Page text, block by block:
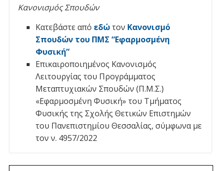
Κανονισμός Σπουδών
Κατεβάστε από εδώτον Κανονισμό
Σπουδών του ΠΜΣ “Εφαρμοσμένη
Φυσική”
Επικαιροποιημένος Κανονισμός
Λειτουργίας του Προγράμματος
Μεταπτυχιακών Σπουδών (Π.Μ.Σ.)
«Εφαρμοσμένη Φυσική» του Τμήματος
Φυσικής της Σχολής Θετικών Επιστημών
του Πανεπιστημίου Θεσσαλίας, σύμφωνα με
τον ν. 4957/2022